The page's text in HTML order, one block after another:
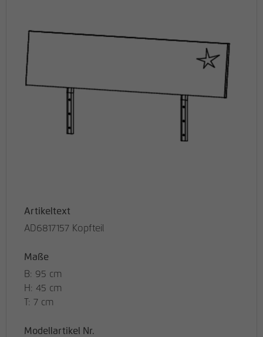
Artikeltext
AD6817157 Kopfteil
Maße
B: 95 cm
H: 45 cm
T: 7 cm
Modellartikel Nr.